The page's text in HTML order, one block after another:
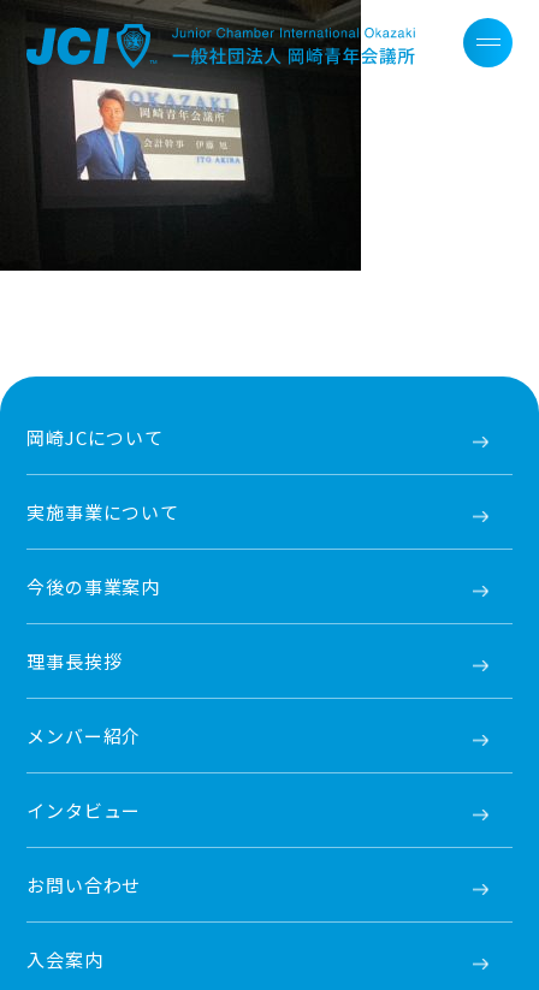
岡崎JCについて
実施事業について
今後の事業案内
理事長挨拶
メンバー紹介
インタビュー
お問い合わせ
入会案内